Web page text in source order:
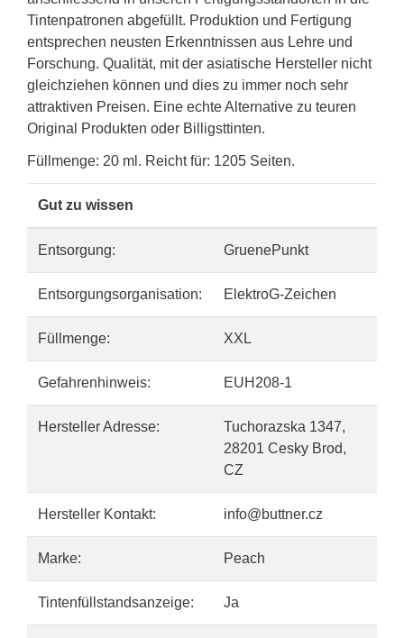
Tintenpatronen abgefüllt. Produktion und Fertigung
entsprechen neusten Erkenntnissen aus Lehre und
Forschung. Qualität, mit der asiatische Hersteller nicht
gleichziehen können und dies zu immer noch sehr
attraktiven Preisen. Eine echte Alternative zu teuren
Original Produkten oder Billigsttinten.
Füllmenge: 20 ml. Reicht für: 1205 Seiten.
Gut zu wissen
Entsorgung: GruenePunkt
Entsorgungsorganisation: ElektroG-Zeichen
Füllmenge: XXL
Gefahrenhinweis: EUH208-1
Hersteller Adresse:
Tuchorazska 1347,
28201 Cesky Brod,
CZ
Hersteller Kontakt: info@buttner.cz
Marke: Peach
Tintenfüllstandsanzeige: Ja